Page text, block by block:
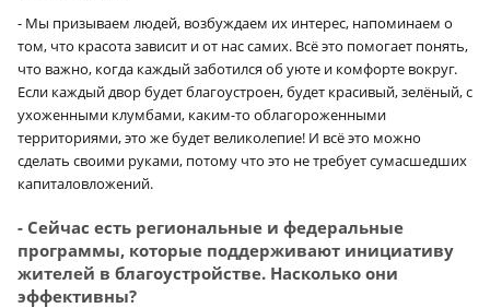
- Мы призываем людей, возбуждаем их интерес, напоминаем о
том, что красота зависит и от нас самих. Всё это помогает понять,
что важно, когда каждый заботился об уюте и комфорте вокруг.
Если каждый двор будет благоустроен, будет красивый, зелёный, с
ухоженными клумбами, каким-то облагороженными
территориями, это же будет великолепие! И всё это можно
сделать своими руками, потому что это не требует сумасшедших
капиталовложений.
- Сейчас есть региональные и федеральные
программы, которые поддерживают инициативу
жителей в благоустройстве. Насколько они
эффективны?